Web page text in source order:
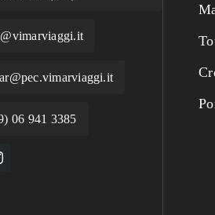
06 941 3385